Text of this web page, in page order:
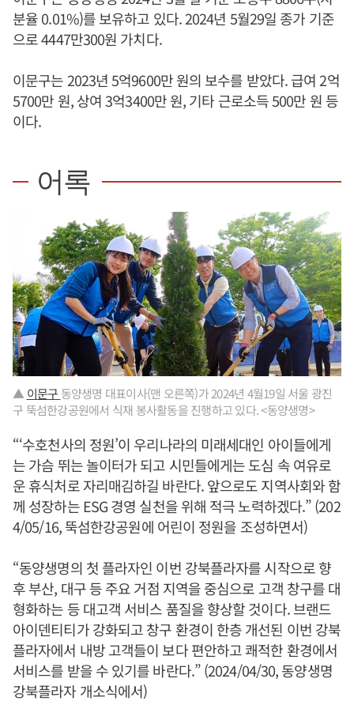
분율 0.01%)를 보유하고 있다. 2024년 5월29일 종가 기준
으로 4447만300원 가치다.
이문구는 2023년 5억9600만 원의 보수를 받았다. 급여 2억
5700만 원, 상여 3억3400만 원, 기타 근로소득 500만 원 등
이다.
어록
▲ 이문구 동양생명 대표이사(맨 오른쪽)가 2024년 4월19일 서울 광진
구 뚝섬한강공원에서 식재 봉사활동을 진행하고 있다. <동양생명>
“‘수호천사의 정원’이 우리나라의 미래세대인 아이들에게
는 가슴 뛰는 놀이터가 되고 시민들에게는 도심 속 여유로
운 휴식처로 자리매김하길 바란다. 앞으로도 지역사회와 함
께 성장하는 ESG 경영 실천을 위해 적극 노력하겠다.” (202
4/05/16, 뚝섬한강공원에 어린이 정원을 조성하면서)
“동양생명의 첫 플라자인 이번 강북플라자를 시작으로 향
후 부산, 대구 등 주요 거점 지역을 중심으로 고객 창구를 대
형화하는 등 대고객 서비스 품질을 향상할 것이다. 브랜드
아이덴티티가 강화되고 창구 환경이 한층 개선된 이번 강북
플라자에서 내방 고객들이 보다 편안하고 쾌적한 환경에서
서비스를 받을 수 있기를 바란다.” (2024/04/30, 동양생명
강북플라자 개소식에서)